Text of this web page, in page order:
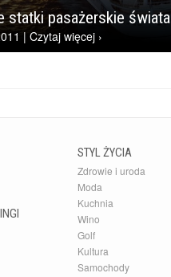
statki pasażerskie świata
| Czytaj więcej ›
STYL ŻYCIA
Zdrowie i uroda
Moda
Kuchnia
Wino
Golf
Kultura
Samochody